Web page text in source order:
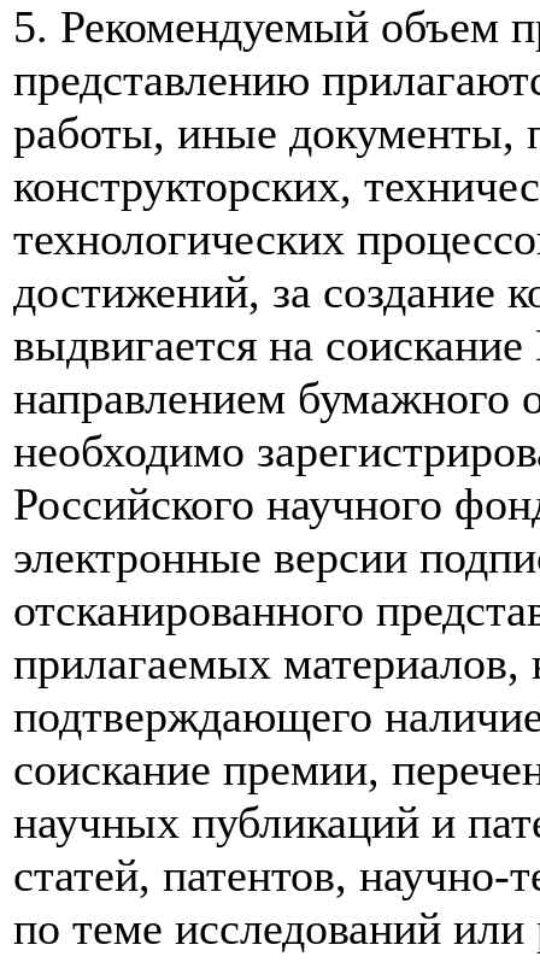
5. Рекомендуемый объем
представлению
работы, иные документы,
конструкторских,
технологических
достижений, за создание
выдвигается на
направлением бумажного
необходимо
Российского научного
электронные версии
отсканированного
прилагаемых
подтверждающего
соискание премии,
научных публикаций и
статей, патентов, научно-
по теме исследований или